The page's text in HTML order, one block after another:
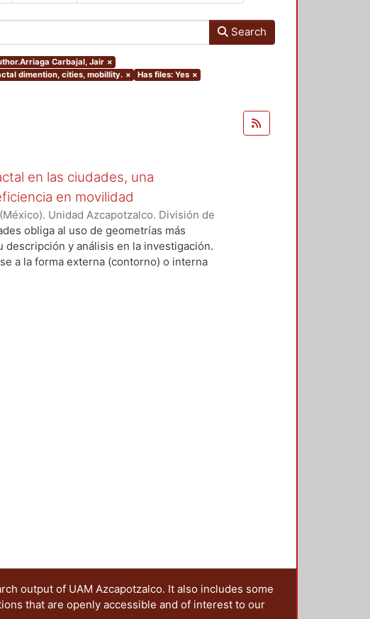
Search
Carbajal, Jair ×
dimention, cities, mobillity. × Has files: Yes ×
en las ciudades, una
en movilidad
Unidad Azcapotzalco. División de
Suárez Meaney, Tonatiuh;Rezendiz López,
Luis
obliga al uso de geometrías más
descripción y análisis en la investigación.
a la forma externa (contorno) o interna
output of UAM Azcapotzalco. It also includes some
that are openly accessible and of interest to our